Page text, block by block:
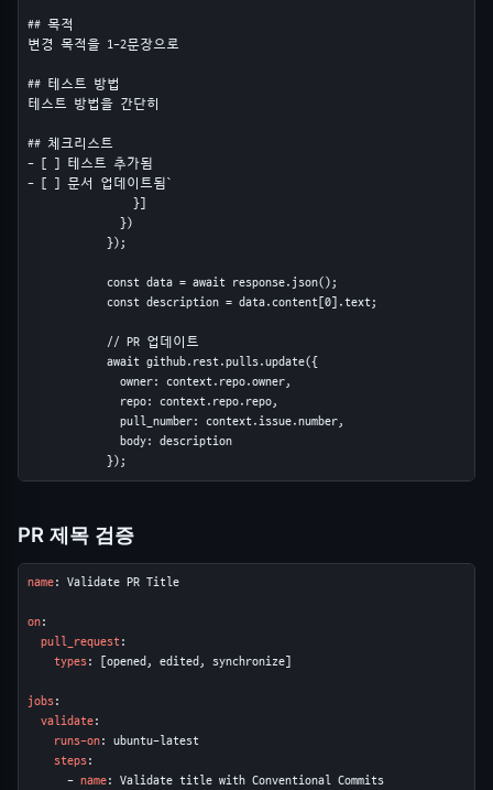
## 목적
변경 목적을 1-2문장으로
## 테스트 방법
테스트 방법을 간단히
## 체크리스트
- [ ] 테스트 추가됨
- [ ] 문서 업데이트됨`
                }]
              })
            });
            const data = await response.json();
            const description = data.content[0].text;
            // PR 업데이트
            await github.rest.pulls.update({
              owner: context.repo.owner,
              repo: context.repo.repo,
              pull_number: context.issue.number,
              body: description
            });
PR 제목 검증
name: Validate PR Title
on:
pull_request:
types: [opened, edited, synchronize]
jobs:
validate:
runs-on: ubuntu-latest
steps:
      -
name: Validate title with Conventional Commits